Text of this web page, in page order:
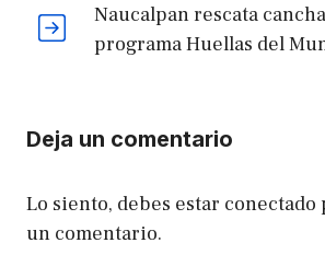
Naucalpan rescata
programa Huellas del
Deja un comentario
Lo siento, debes estar conectado
un comentario.